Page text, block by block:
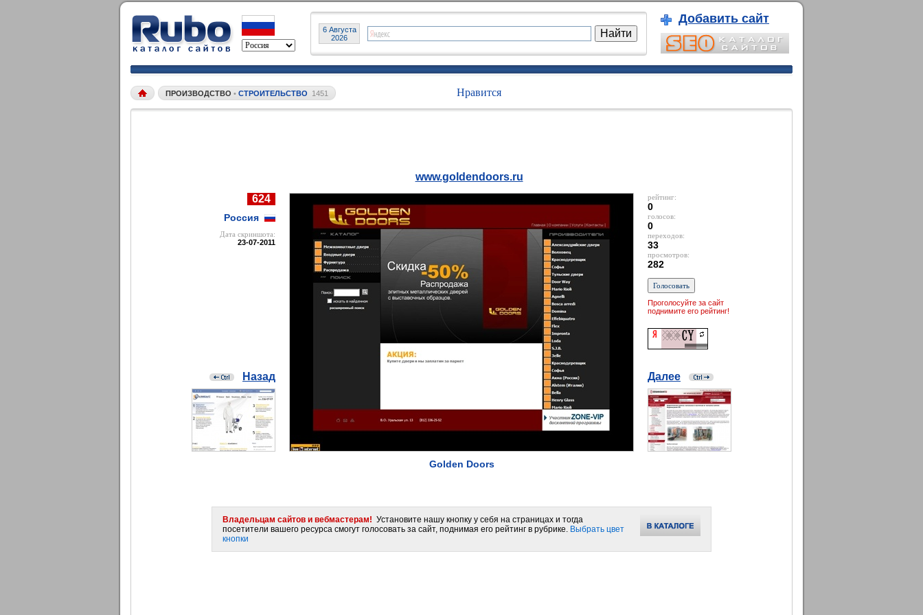
6 Августа
2026
Добавить сайт
ПРОИЗВОДСТВО • СТРОИТЕЛЬСТВО 1451 Нравится
624
Россия
Дата cкриншота:
23-07-2011
Назад
www.goldendoors.ru
Golden Doors
рейтинг:
0
голосов:
0
переходов:
33
просмотров:
282
Проголосуйте за сайт
поднимите его рейтинг!
Далее
Владельцам сайтов и вебмастерам! Установите нашу кнопку у себя на страницах и тогда
посетители вашего ресурса смогут голосовать за сайт, поднимая его рейтинг в рубрике. Выбрать цвет
кнопки